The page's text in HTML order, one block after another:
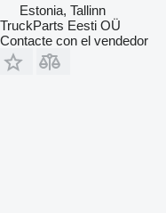
Estonia, Tallinn
TruckParts Eesti OÜ
Contacte con el vendedor